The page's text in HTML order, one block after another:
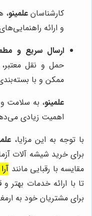
کارشناسانعلمینو،
و ارائه
ارسال سریع و
حمل و نقل
ممکن و با
علمینو، به سلامت
اهمیت زیادی
با توجه به این مزایا،
برای خرید شیشه آلات
مقایسه با رقبایی مانند
تا با ارائه خدمات بهتر
برای مشتریان خود به